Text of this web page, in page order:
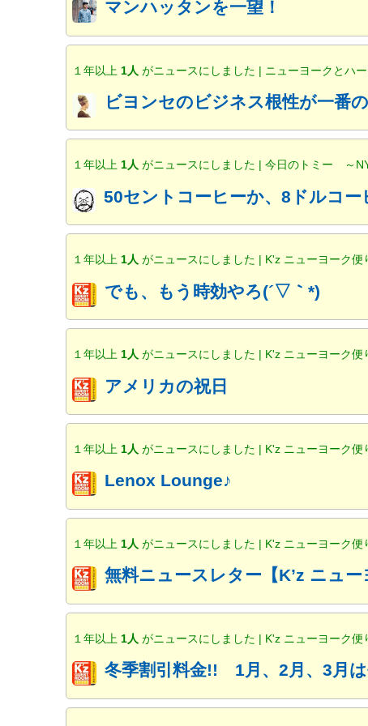
マンハッタンを一望！
１年以上 1人がニュースにしました | ニューヨークとハ
ビヨンセのビジネス根性が一番
１年以上1人がニュースにしました | 今日のトミー ～
50セントコーヒーか、8ドルコー
１年以上1人がニュースにしました | K'z ニューヨーク便
でも、もう時効やろ(´▽｀*)
１年以上 1人がニュースにしました | K'z ニューヨーク便
アメリカの祝日
１年以上 1人がニュースにしました | K'z ニューヨーク便
Lenox Lounge♪
１年以上 1人がニュースにしました | K'z ニューヨーク便
無料ニュースレター【K’z ニュ
１年以上 1人がニュースにしました | K'z ニューヨーク便
冬季割引料金!! 1月、2月、3月